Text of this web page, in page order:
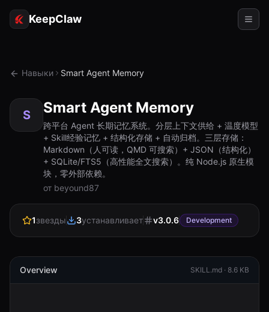
KeepClaw
Доступ к токену
Примеры использования
РЕСУРСЫ
О нас
Навыки Smart Agent Memory
S Smart Agent Memory
跨平台 Agent 长期记忆系统。分层上下文供给 + 温度模型
+ Skill经验记忆 + 结构化存储 + 自动归档。三层存储：
Markdown（人可读，QMD 可搜索）+ JSON（结构化）
+ SQLite/FTS5（高性能全文搜索）。纯 Node.js 原生模
块，零外部依赖。
от beyound87
1звезды 3устанавливает v3.0.6 Development
Overview SKILL.md · 8.6 KB